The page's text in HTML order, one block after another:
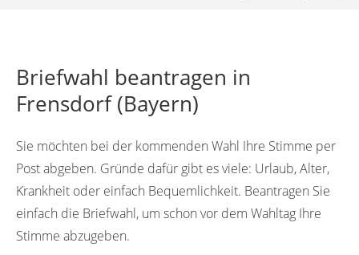
Briefwahl beantragen in
Frensdorf (Bayern)
Sie möchten bei der kommenden Wahl Ihre Stimme per
Post abgeben. Gründe dafür gibt es viele: Urlaub, Alter,
Krankheit oder einfach Bequemlichkeit. Beantragen Sie
einfach die Briefwahl, um schon vor dem Wahltag Ihre
Stimme abzugeben.